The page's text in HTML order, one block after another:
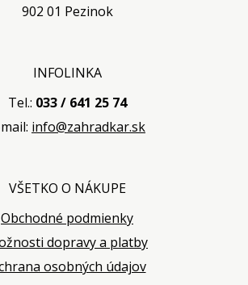
902 01 Pezinok
INFOLINKA
Tel.: 033 / 641 25 74
info@zahradkar.sk
VŠETKO O NÁKUPE
Obchodné podmienky
dopravy a platby
osobných údajov